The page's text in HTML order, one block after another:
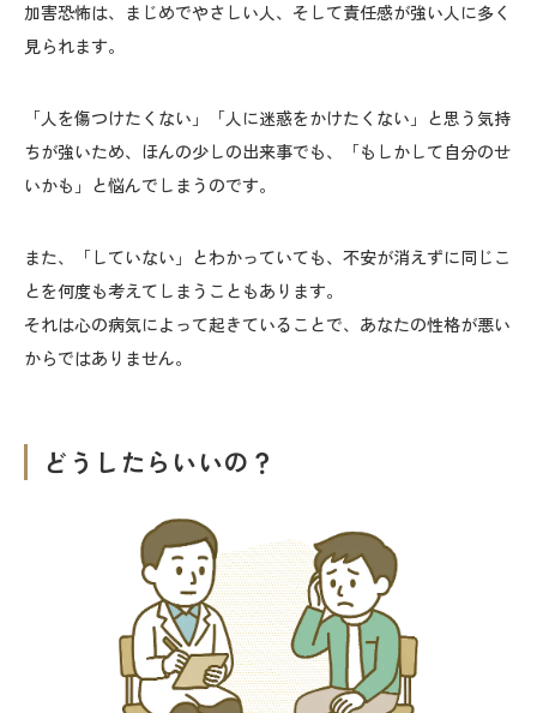
加害恐怖は、まじめでやさしい人、そして責任感が強い人に多く
見られます。
「人を傷つけたくない」「人に迷惑をかけたくない」と思う気持
ちが強いため、ほんの少しの出来事でも、「もしかして自分のせ
いかも」と悩んでしまうのです。
また、「していない」とわかっていても、不安が消えずに同じこ
とを何度も考えてしまうこともあります。
それは心の病気によって起きていることで、あなたの性格が悪い
からではありません。
どうしたらいいの？